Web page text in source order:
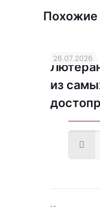
Похожие
26.07.2026
из